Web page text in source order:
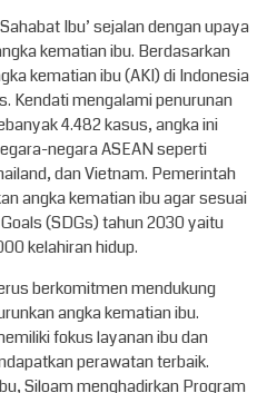
Ibu’ sejalan dengan upaya
kematian ibu. Berdasarkan
kematian ibu (AKI) di Indonesia
Kendati mengalami penurunan
4.482 kasus, angka ini
negara ASEAN seperti
dan Vietnam. Pemerintah
angka kematian ibu agar sesuai
(SDGs) tahun 2030 yaitu
kelahiran hidup.
berkomitmen mendukung
angka kematian ibu.
fokus layanan ibu dan
perawatan terbaik.
Siloam menghadirkan Program